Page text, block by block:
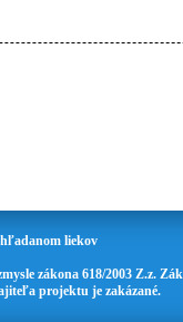
liekov
zákona 618/2003 Z.z.
projektu je zakázané.